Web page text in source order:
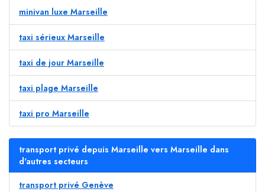
minivan luxe Marseille
taxi sérieux Marseille
taxi de jour Marseille
taxi plage Marseille
taxi pro Marseille
transport privé depuis Marseille vers Marseille dans
d'autres secteurs
transport privé Genève